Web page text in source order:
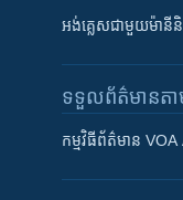
អង់គ្លេស​ជាមួយ​ម៉ានី​
ទទួល​ព័ត៌មាន​តា
កម្មវិធី​ព័ត៌មាន VOA